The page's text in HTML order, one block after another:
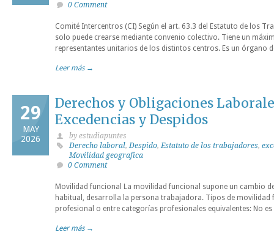
0 Comment
Comité Intercentros (CI) Según el art. 63.3 del Estatuto de los
solo puede crearse mediante convenio colectivo. Tiene un
representantes unitarios de los distintos centros. Es un órgano
Leer más →
29
MAY
2026
Derechos y Obligaciones
Excedencias y Despidos
by estudiapuntes
Derecho laboral,Despido,Estatuto de los trabajadores,
Movilidad geografica
0 Comment
Movilidad funcional La movilidad funcional supone un cambio
habitual, desarrolla la persona trabajadora. Tipos de
profesional o entre categorías profesionales equivalentes: No
Leer más →